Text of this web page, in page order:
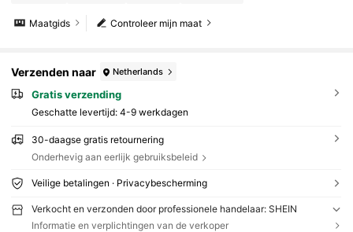
Controleer mijn maat
Maatgids
Verzenden naar Netherlands
Gratis verzending
Geschatte levertijd: 4-9 werkdagen
30-daagse gratis retournering
Onderhevig aan eerlijk gebruiksbeleid
Veilige betalingen · Privacybescherming
Verkocht en verzonden door professionele handelaar: SHEIN
Informatie en verplichtingen van de verkoper